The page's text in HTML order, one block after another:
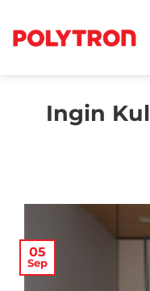
content
Ingin
05
Sep